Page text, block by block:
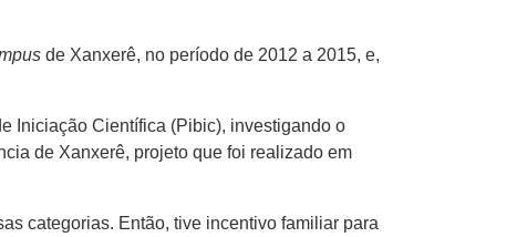
de Xanxerê, no período de 2012 a 2015, e,
Iniciação Científica (Pibic), investigando o
de Xanxerê, projeto que foi realizado em
categorias. Então, tive incentivo familiar para